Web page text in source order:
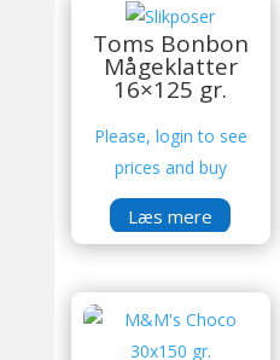
Toms Bonbon
Mågeklatter
16×125 gr.
Please, login to see
prices and buy
Læs mere